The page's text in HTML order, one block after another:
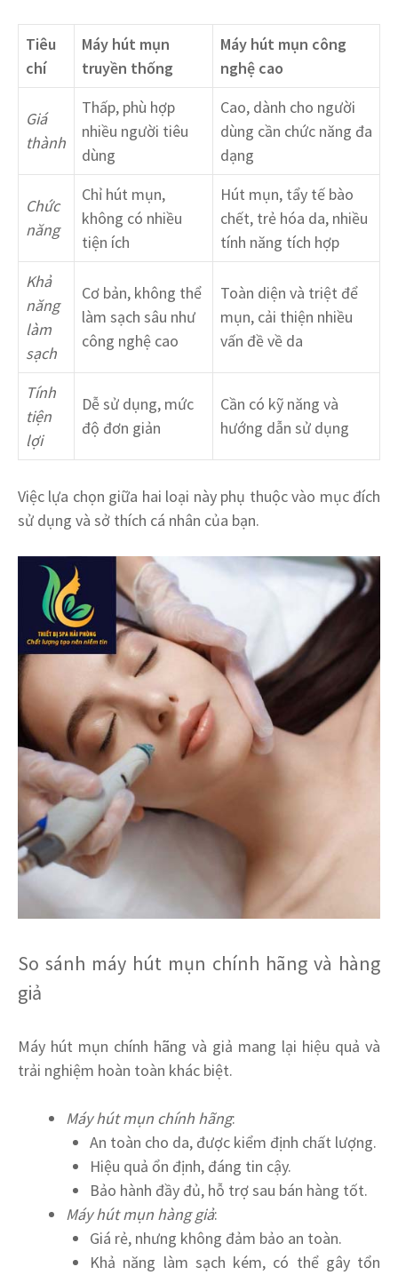
Tiêu
chí
Máy hút mụn
truyền thống
Máy hút mụn công
nghệ cao
Giá
thành
Thấp, phù hợp
nhiều người tiêu
dùng
Cao, dành cho người
dùng cần chức năng đa
dạng
Chức
năng
Chỉ hút mụn,
không có nhiều
tiện ích
Hút mụn, tẩy tế bào
chết, trẻ hóa da, nhiều
tính năng tích hợp
Khả
năng
làm
sạch
Cơ bản, không thể
làm sạch sâu như
công nghệ cao
Toàn diện và triệt để
mụn, cải thiện nhiều
vấn đề về da
Tính
tiện
lợi
Dễ sử dụng, mức
độ đơn giản
Cần có kỹ năng và
hướng dẫn sử dụng
Việc lựa chọn giữa hai loại này phụ thuộc vào mục đích
sử dụng và sở thích cá nhân của bạn.
So sánh máy hút mụn chính hãng và hàng
giả
Máy hút mụn chính hãng và giả mang lại hiệu quả và
trải nghiệm hoàn toàn khác biệt.
Máy hút mụn chính hãng:
An toàn cho da, được kiểm định chất lượng.
Hiệu quả ổn định, đáng tin cậy.
Bảo hành đầy đủ, hỗ trợ sau bán hàng tốt.
Máy hút mụn hàng giả:
Giá rẻ, nhưng không đảm bảo an toàn.
Khả năng làm sạch kém, có thể gây tổn